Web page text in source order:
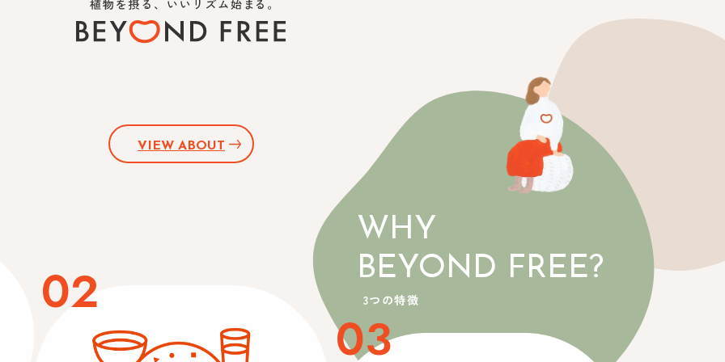
VIEW ABOUT
WHY
BEYOND FREE?
3つの特徴
02
03